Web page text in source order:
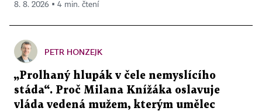
8. 8. 2026 ▪ 4 min. čtení
PETR HONZEJK
„Prolhaný hlupák v čele nemyslícího
stáda“. Proč Milana Knížáka oslavuje
vláda vedená mužem, kterým umělec